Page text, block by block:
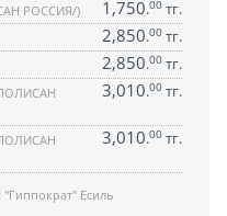
РОССИЯ/) 1,750.00 тг.
2,850.00 тг.
2,850.00 тг.
3,010.00 тг.
3,010.00 тг.
"Гиппократ" Есиль